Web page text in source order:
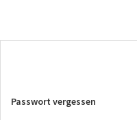
Passwort vergessen